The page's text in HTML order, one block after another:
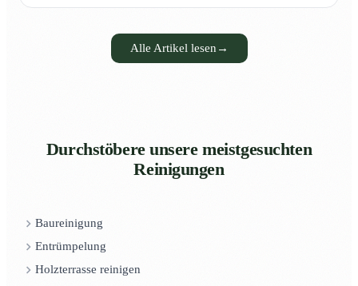
Alle Artikel lesen →
Durchstöbere unsere meistgesuchten
Reinigungen
Baureinigung
Entrümpelung
Holzterrasse reinigen